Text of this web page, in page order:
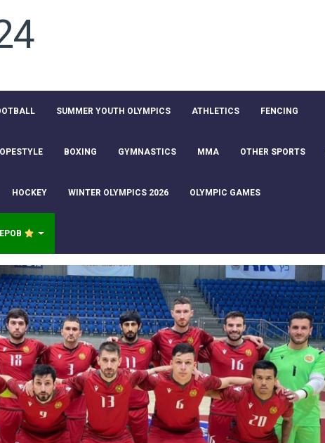
SUMMER YOUTH OLYMPICS ATHLETICS FENCING
BOXING GYMNASTICS MMA OTHER SPORTS
HOCKEY WINTER OLYMPICS 2026 OLYMPIC GAMES